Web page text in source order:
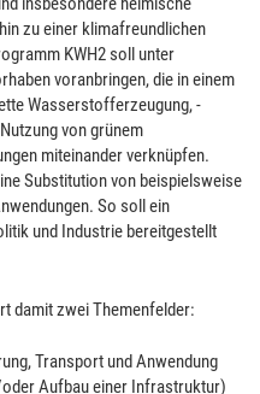
zu einer klimafreundlichen
KWH2 soll unter
voranbringen, die in einem
Wasserstofferzeugung, -
von grünem
miteinander verknüpfen.
Substitution von beispielsweise
So soll ein
und Industrie bereitgestellt
damit zwei Themenfelder:
Transport und Anwendung
Aufbau einer Infrastruktur)